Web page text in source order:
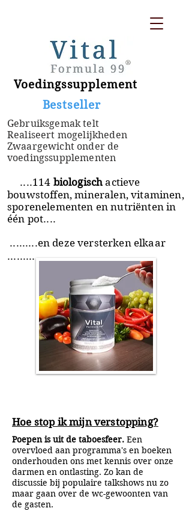
Voedingssupplement
​ Bestseller
Gebruiksgemak telt
Realiseert mogelijkheden
Zwaargewicht onder de
voedingssupplementen
....114 biologischactieve
bouwstoffen, mineralen, vitaminen,
sporenelementen en nutriënten in
één pot....
.........en deze versterken elkaar
.........
Hoe stop ik mijn verstopping?
Poepen is uit de taboesfeer. Een
overvloed aan programma's en boeken
onderhouden ons met kennis over onze
darmen en ontlasting. Zo kan de
discussie bij populaire talkshows nu zo
maar gaan over de wc-gewoonten van
de gasten.